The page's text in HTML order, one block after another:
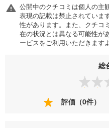
公開中のクチコミは個人の主
表現の記載は禁止されていま
性があります。また、クチコ
在の状況とは異なる可能性が
ービスをご利用いただきます
総
評価（0件）